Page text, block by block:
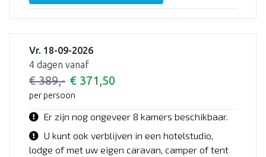
Vr. 18-09-2026
4 dagen vanaf
€ 389,- € 371,50
per persoon
Er zijn nog ongeveer 8 kamers beschikbaar.
U kunt ook verblijven in een hotelstudio,
lodge of met uw eigen caravan, camper of tent